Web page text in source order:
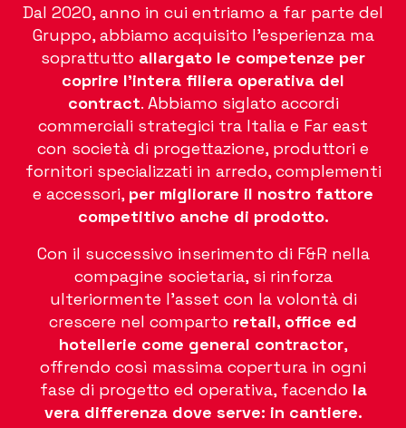
Dal 2020, anno in cui entriamo a far parte del
Gruppo, abbiamo acquisito l’esperienza ma
soprattutto allargato le competenze per
coprire l’intera filiera operativa del
contract. Abbiamo siglato accordi
commerciali strategici tra Italia e Far east
con società di progettazione, produttori e
fornitori specializzati in arredo, complementi
e accessori, per migliorare il nostro fattore
competitivo anche di prodotto.
Con il successivo inserimento di F&R nella
compagine societaria, si rinforza
ulteriormente l’asset con la volontà di
crescere nel comparto retail, office ed
hotellerie come general contractor,
offrendo così massima copertura in ogni
fase di progetto ed operativa, facendo la
vera differenza dove serve: in cantiere.